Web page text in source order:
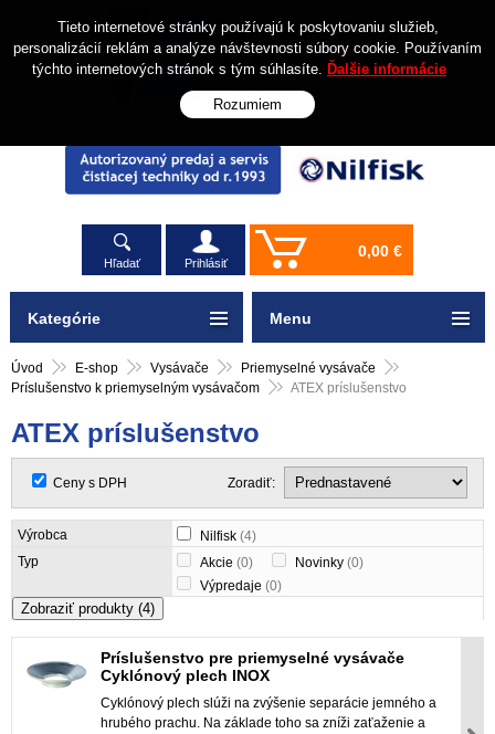
Hľadať Prihlásiť
0,00 €
Úvod E-shop Vysávače
Priemyselné vysávače
Príslušenstvo k priemyselným vysávačom
ATEX príslušenstvo
ATEX príslušenstvo
Ceny s DPH Zoradiť:
Výrobca Nilfisk (4)
Typ
Akcie (0) Novinky (0)
Výpredaje (0)
Zobraziť produkty (4)
Príslušenstvo pre priemyselné vysávače
Cyklónový plech INOX
Cyklónový plech slúži na zvýšenie separácie jemného a
hrubého prachu. Na základe toho sa zníži zaťaženie a
Kategórie Menu
Tieto internetové stránky používajú k poskytovaniu služieb,
personalizácií reklám a analýze návštevnosti súbory cookie. Používaním
týchto internetových stránok s tým súhlasíte. Ďalšie informácie
Rozumiem